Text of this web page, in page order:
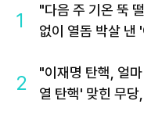
1
"다음 주 기온 뚝
없이 열돔 박살 낸
2
"이재명 탄핵, 얼
열 탄핵' 맞힌 무